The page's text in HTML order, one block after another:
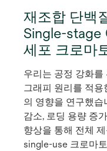
재조합 단백
Single-stage
세포 크로마
우리는 공정 강화
그래피 원리를 적
의 영향을 연구했습
감소, 로딩 용량 증
향상을 통해 전체
single-use 크로마